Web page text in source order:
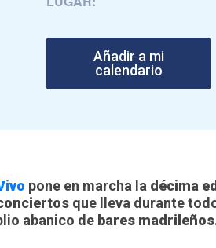
Añadir a mi
calendario
pone en marcha la décima
que lleva durante
abanico de bares madrileños